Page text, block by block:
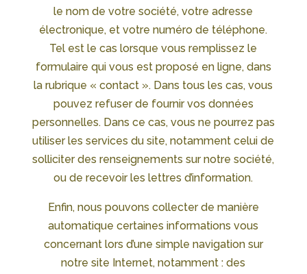
le nom de votre société, votre adresse
électronique, et votre numéro de téléphone.
Tel est le cas lorsque vous remplissez le
formulaire qui vous est proposé en ligne, dans
la rubrique « contact ». Dans tous les cas, vous
pouvez refuser de fournir vos données
personnelles. Dans ce cas, vous ne pourrez pas
utiliser les services du site, notamment celui de
solliciter des renseignements sur notre société,
ou de recevoir les lettres d’information.
Enfin, nous pouvons collecter de manière
automatique certaines informations vous
concernant lors d’une simple navigation sur
notre site Internet, notamment : des